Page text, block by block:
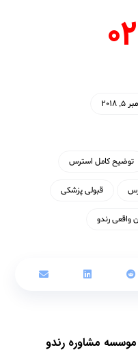
۲۰۱۸
توضیح کامل استرس
قبولی پزشکی
واقعی رندو
مشاوره رندو